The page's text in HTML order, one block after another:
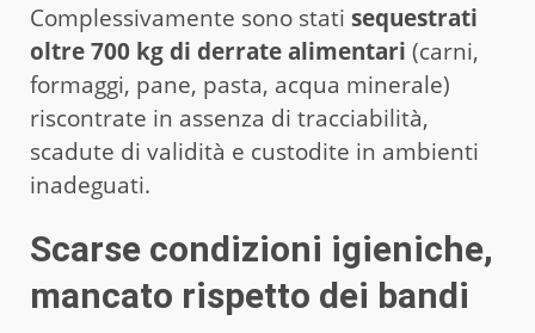
Complessivamente sono stati sequestrati
oltre 700 kg di derrate alimentari (carni,
formaggi, pane, pasta, acqua minerale)
riscontrate in assenza di tracciabilità,
scadute di validità e custodite in ambienti
inadeguati.
Scarse condizioni igieniche,
mancato rispetto dei bandi